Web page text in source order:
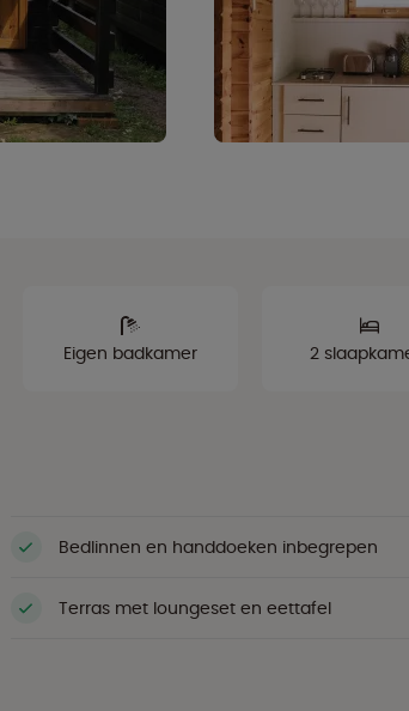
Eigen badkamer 2
Bedlinnen en handdoeken inbegrepen
Terras met loungeset en eettafel